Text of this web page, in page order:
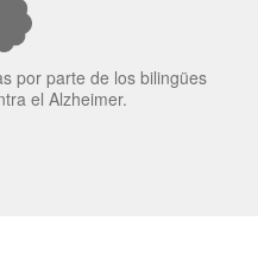
por parte de los bilingües
el Alzheimer.